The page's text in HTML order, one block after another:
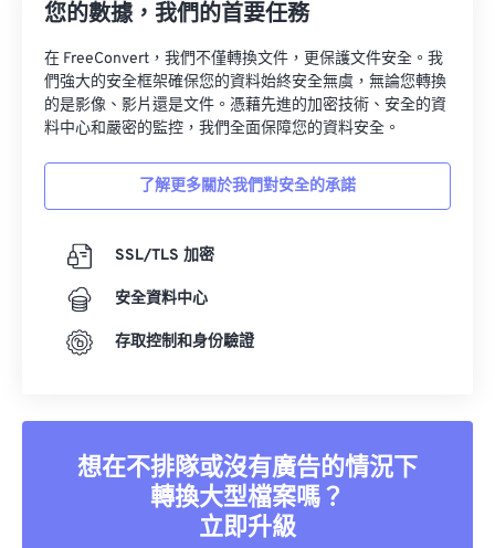
您的數據，我們的首要任務
在 FreeConvert，我們不僅轉換文件，更保護文件安全。我
們強大的安全框架確保您的資料始終安全無虞，無論您轉換
的是影像、影片還是文件。憑藉先進的加密技術、安全的資
料中心和嚴密的監控，我們全面保障您的資料安全。
了解更多關於我們對安全的承諾
SSL/TLS 加密
安全資料中心
存取控制和身份驗證
想在不排隊或沒有廣告的情況下
轉換大型檔案嗎？
立即升級